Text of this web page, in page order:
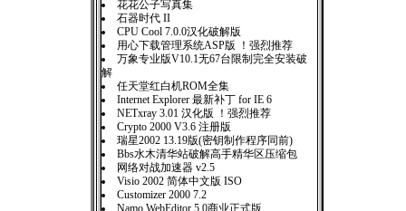
花花公子写真集
石器时代 II
CPU Cool 7.0.0汉化破解版
用心下载管理系统ASP版 ！强烈推荐
万象专业版V10.1无67台限制完全安装破
解
任天堂红白机ROM全集
Internet Explorer 最新补丁 for IE 6
NETxray 3.01 汉化版 ！强烈推荐
Crypto 2000 V3.6 注册版
瑞星2002 13.19版(密钥制作程序同前)
Bbs水木清华站破解高手精华区压缩包
网络对战加速器 v2.5
Visio 2002 简体中文版 ISO
Customizer 2000 7.2
Namo WebEditor 5.0商业正式版